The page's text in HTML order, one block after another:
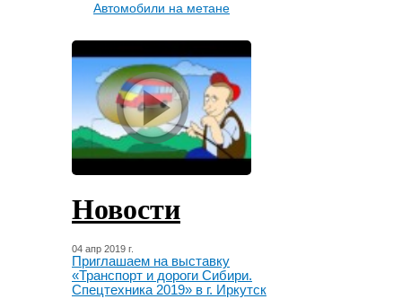
Автомобили на метане
Новости
04 апр 2019 г.
Приглашаем на выставку
«Транспорт и дороги Сибири.
Спецтехника 2019» в г. Иркутск